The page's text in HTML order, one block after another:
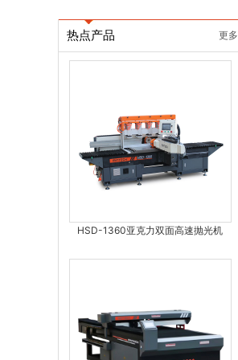
热点产品 更多
HSD-1360亚克力双面高速抛光机